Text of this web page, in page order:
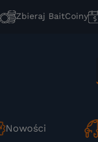
Zbieraj BaitCoiny
Nowości